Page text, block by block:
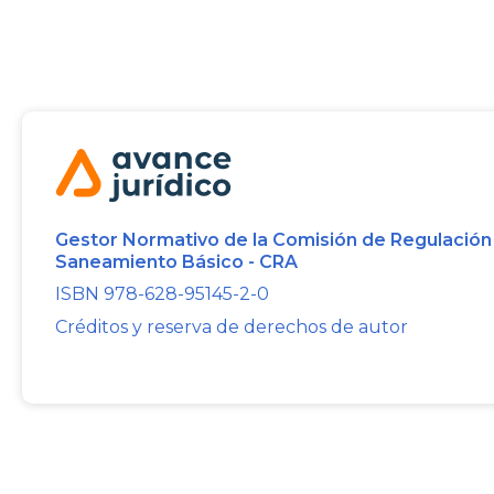
Gestor Normativo de la Comisión de
Saneamiento Básico - CRA
ISBN 978-628-95145-2-0
Créditos y reserva de derechos de autor